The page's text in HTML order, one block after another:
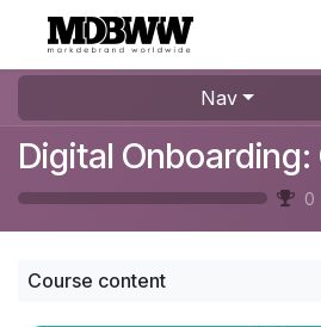
Skip to Content
Nav
0
Course content